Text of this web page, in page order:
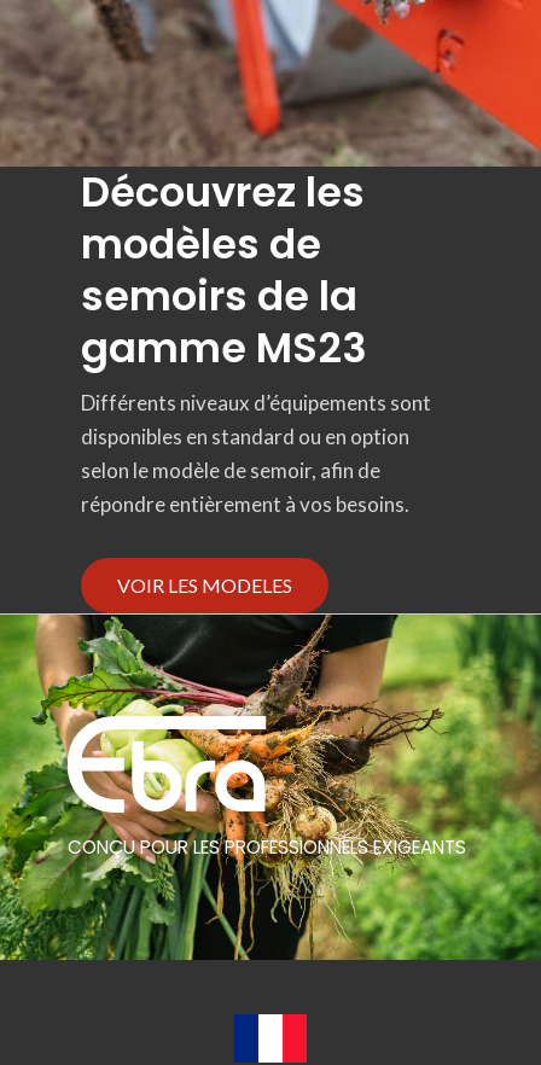
Découvrez les
modèles de
semoirs de la
gamme MS23
Différents niveaux d’équipements sont
disponibles en standard ou en option
selon le modèle de semoir, afin de
répondre entièrement à vos besoins.
VOIR LES MODELES
Goulotte à
grande visibilité
pour surveiller la
bonne
distribution des
graines
CONÇU POUR LES PROFESSIONNELS EXIGEANTS